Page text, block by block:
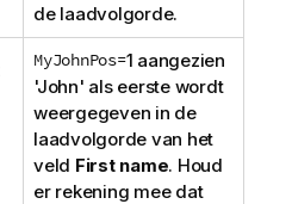
de laadvolgorde.
MyJohnPos=1 aangezien
'John' als eerste wordt
weergegeven in de
laadvolgorde van het
veld First name. Houd
er rekening mee dat